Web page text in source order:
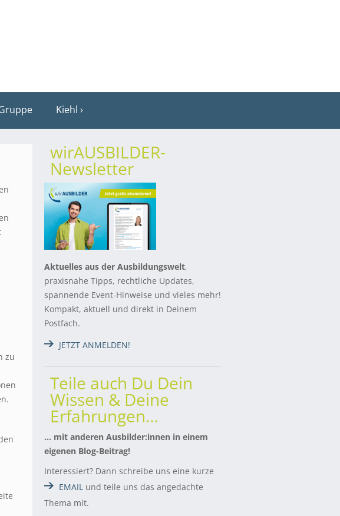
Kiehl
zu
wirAUSBILDER-
Newsletter
Aktuelles aus der Ausbildungswelt,
praxisnahe Tipps, rechtliche Updates,
spannende Event-Hinweise und vieles mehr!
Kompakt, aktuell und direkt in Deinem
Postfach.
JETZT ANMELDEN!
Teile auch Du Dein
Wissen & Deine
Erfahrungen…
… mit anderen Ausbilder:innen in einem
eigenen Blog-Beitrag!
Interessiert? Dann schreibe uns eine kurze
EMAIL und teile uns das angedachte
Thema mit.